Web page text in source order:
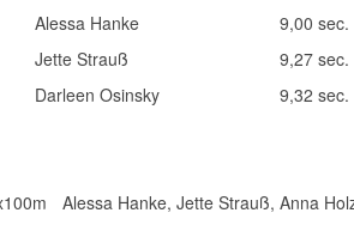
Alessa Hanke 9,00 sec.
Jette Strauß 9,27 sec.
Darleen Osinsky 9,32 sec.
Alessa Hanke, Jette Strauß, Anna